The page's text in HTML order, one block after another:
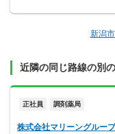
新潟
近隣の同じ路線の別
正社員 調剤薬局
株式会社マリーングルー